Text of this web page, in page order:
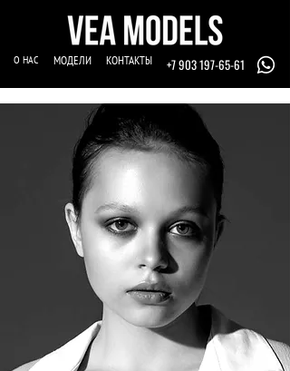
О НАС МОДЕЛИ КОНТАКТЫ +7 903 197-65-61